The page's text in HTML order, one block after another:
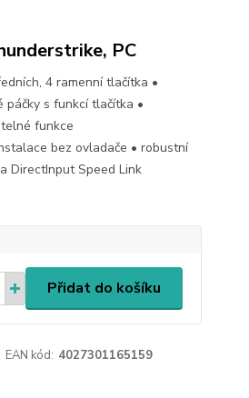
PC
4 ramenní tlačítka •
páčky s funkcí tlačítka •
funkce
bez ovladače • robustní
DirectInput Speed Link
Přidat do košíku
EAN kód: 4027301165159